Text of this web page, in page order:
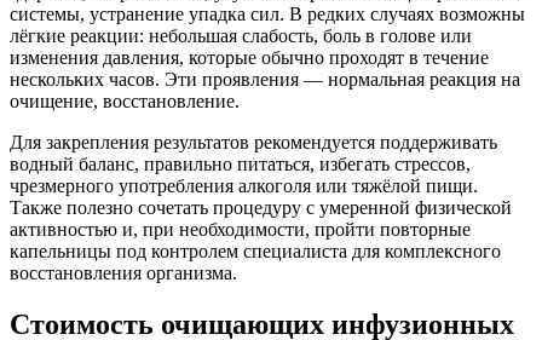
системы, устранение упадка сил. В редких случаях возможны
лёгкие реакции: небольшая слабость, боль в голове или
изменения давления, которые обычно проходят в течение
нескольких часов. Эти проявления ― нормальная реакция на
очищение, восстановление.
Для закрепления результатов рекомендуется поддерживать
водный баланс, правильно питаться, избегать стрессов,
чрезмерного употребления алкоголя или тяжёлой пищи.
Также полезно сочетать процедуру с умеренной физической
активностью и, при необходимости, пройти повторные
капельницы под контролем специалиста для комплексного
восстановления организма.
Стоимость очищающих инфузионных